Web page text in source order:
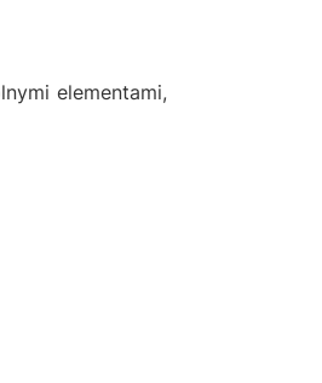
elementami,